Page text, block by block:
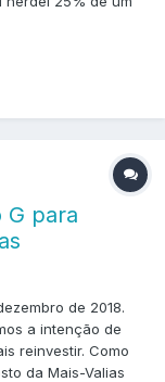
G para
de 2018.
a intenção de
reinvestir. Como
da Mais-Valias